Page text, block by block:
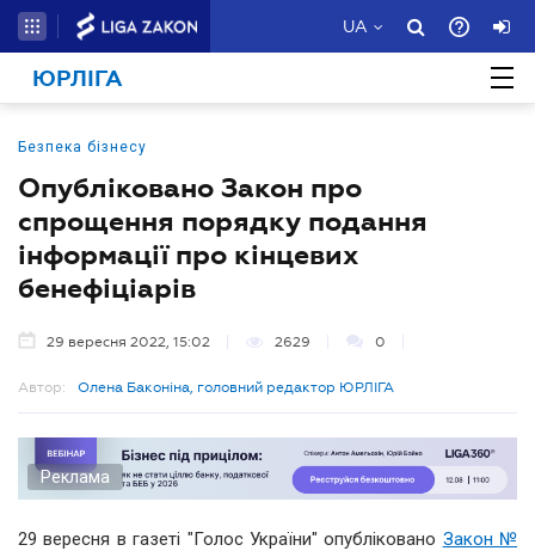
UA
ЮРЛІГА
Безпека бізнесу
Опубліковано Закон про
спрощення порядку подання
інформації про кінцевих
бенефіціарів
29 вересня 2022, 15:02 2629 0
Автор: Олена Баконіна, головний редактор ЮРЛІГА
Реклама
29 вересня в газеті "Голос України" опубліковано Закон №